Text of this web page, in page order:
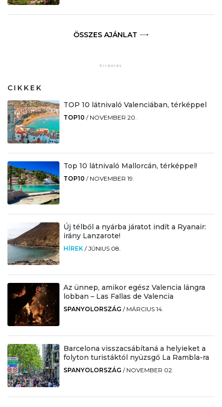
ÖSSZES AJÁNLAT
CIKKEK
TOP 10 látnivaló Valenciában, térképpel
TOP10 / NOVEMBER 20.
Top 10 látnivaló Mallorcán, térképpel!
TOP10 / NOVEMBER 19.
Új télből a nyárba járatot indít a Ryanair:
irány Lanzarote!
HÍREK /JÚNIUS 08.
Az ünnep, amikor egész Valencia lángra
lobban – Las Fallas de Valencia
SPANYOLORSZÁG / MÁRCIUS 14.
Barcelona visszacsábítaná a helyieket a
folyton turistáktól nyüzsgő La Rambla-ra
SPANYOLORSZÁG / NOVEMBER 02.